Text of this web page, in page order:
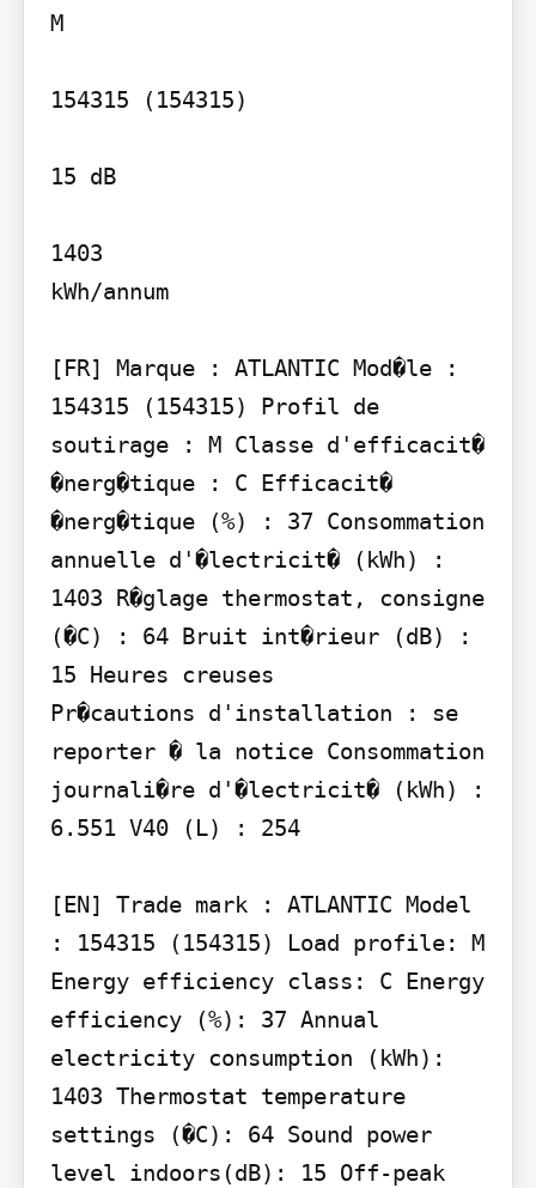
M
154315 (154315)
15 dB
1403
kWh/annum
[FR] Marque : ATLANTIC Mod�le :
154315 (154315) Profil de
soutirage : M Classe d'efficacit�
�nerg�tique : C Efficacit�
�nerg�tique (%) : 37 Consommation
annuelle d'�lectricit� (kWh) :
1403 R�glage thermostat, consigne
(�C) : 64 Bruit int�rieur (dB) :
15 Heures creuses
Pr�cautions d'installation : se
reporter � la notice Consommation
journali�re d'�lectricit� (kWh) :
6.551 V40 (L) : 254
[EN] Trade mark : ATLANTIC Model
: 154315 (154315) Load profile: M
Energy efficiency class: C Energy
efficiency (%): 37 Annual
electricity consumption (kWh):
1403 Thermostat temperature
settings (�C): 64 Sound power
level indoors(dB): 15 Off-peak